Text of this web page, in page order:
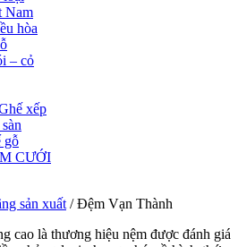
Nam
hòa
– cỏ
xếp
gỗ
CƯỚI
sản xuất /Đệm Vạn Thành
cao là thương hiệu nệm được đánh giá